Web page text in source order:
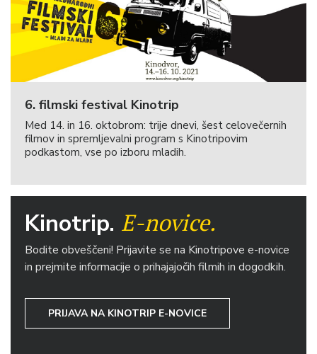
6. filmski festival Kinotrip
Med 14. in 16. oktobrom: trije dnevi, šest celovečernih
filmov in spremljevalni program s Kinotripovim
podkastom, vse po izboru mladih.
Kinotrip. E-novice.
Bodite obveščeni! Prijavite se na Kinotripove e-novice
in prejmite informacije o prihajajočih filmih in dogodkih.
PRIJAVA NA KINOTRIP E-NOVICE